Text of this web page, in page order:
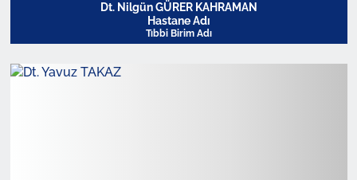
Dt. Nilgün GÜRER KAHRAMAN
Hastane Adı
Tıbbi Birim Adı